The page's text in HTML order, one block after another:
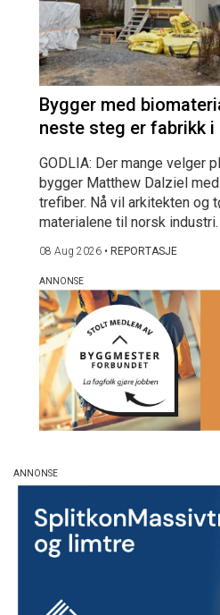
Bygger med
neste steg er fabrikk i
GODLIA: Der mange velger
bygger Matthew Dalziel
trefiber. Nå vil arkitekten og
materialene til norsk industri.
08 Aug 2026 • REPORTASJE